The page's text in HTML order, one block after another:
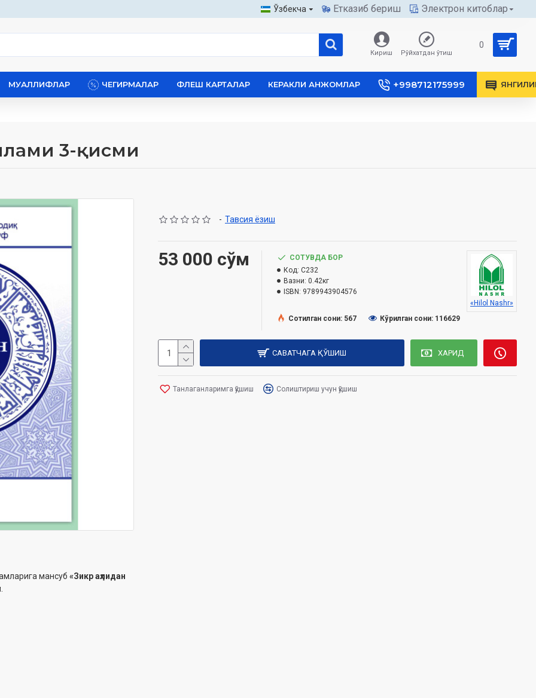
Ўзбекча Етказиб бериш Электрон китоблар
Кириш Рўйхатдан ўтиш
0
МУАЛЛИФЛАР ЧЕГИРМАЛАР ФЛЕШ КАРТАЛАР КЕРАКЛИ АНЖОМЛАР +998712175999
3-қисми
мансуб «Зикр аҳлидан
- Тавсия ёзиш
53 000 сўм
СОТУВДА БОР
Код: C232
Вазни: 0.42кг
ISBN: 9789943904576
«Hilol Nashr»
Сотилган сони: 567
Кўрилган сони: 116629
САВАТЧАГА ҚЎШИШ ХАРИД
Танлаганларимга қўшиш Солиштириш учун қўшиш